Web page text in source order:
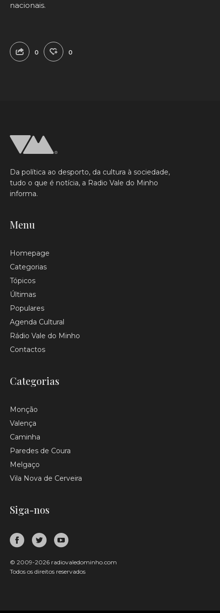
nacionais.
0 0
Da política ao desporto, da cultura à sociedade,
tudo o que é notícia, a Radio Vale do Minho
informa.
Menu
Homepage
Categorias
Tópicos
Últimas
Populares
Agenda Cultural
Rádio Vale do Minho
Contactos
Categorias
Monção
Valença
Caminha
Paredes de Coura
Melgaço
Vila Nova de Cerveira
Siga-nos
© 2009-2026 radiovaledominho.com
Todos os direitos reservados